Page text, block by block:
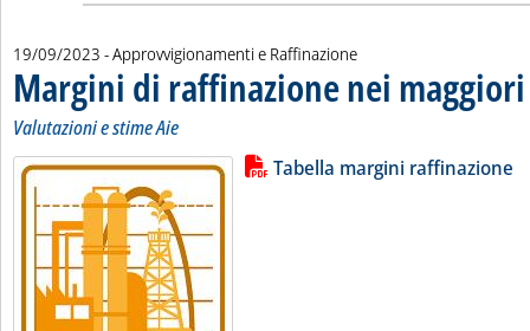
19/09/2023 - Approvvigionamenti e Raffinazione
Margini di raffinazione nei
Valutazioni e stime Aie
Leggi tutta la notizia: 'Margini
Lista allegati PDF alla notiziaTabella margini raffinazione